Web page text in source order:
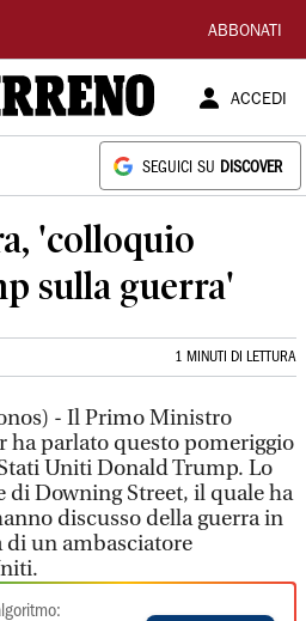
ABBONATI
ACCEDI
SEGUICI SU DISCOVER
'colloquio
sulla guerra'
1 MINUTI DI LETTURA
- Il Primo Ministro
ha parlato questo pomeriggio
Uniti Donald Trump. Lo
Downing Street, il quale ha
discusso della guerra in
di un ambasciatore